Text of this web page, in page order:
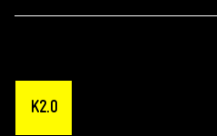
K2.0